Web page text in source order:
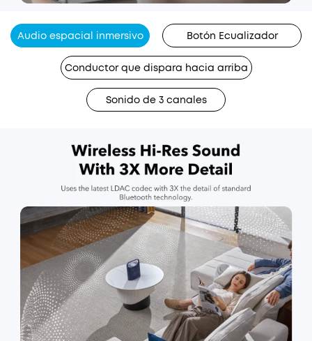
Audio espacial inmersivo Botón Ecualizador
Conductor que dispara hacia arriba
Sonido de 3 canales